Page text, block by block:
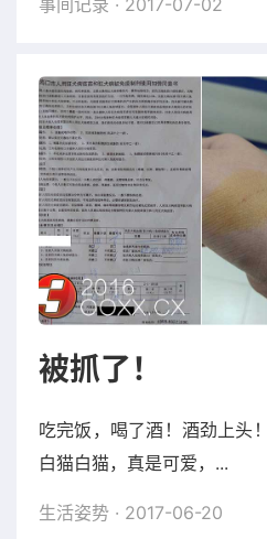
被抓了！
吃完饭，喝了酒！酒劲上头！ 摇晃回家，突遇白猫，
白猫白猫，真是可爱，...
生活姿势 · 2017-06-20